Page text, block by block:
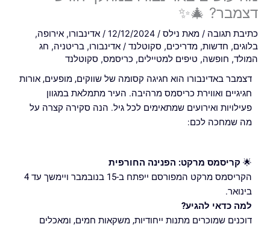
דצמבר? 🎄✨
כתיבת תגובה / מאת נילס /
12/12/2024
/ אדינבורו, אירופה,
בלוגים, חדשות, מדריכים, סקוטלנד / אדינבורו, בריטניה, חג
המולד, חופשה, טיפים למטיילים, כריסמס, סקוטלנד
דצמבר באדינבורו הוא חגיגה קסומה של שווקים, מופעים, אורות
חגיגיים ואווירת כריסמס מרהיבה. העיר מתמלאת במגוון
פעילויות ואירועים שמתאימים לכל גיל. הנה סקירה קצרה על
מה שמחכה לכם:
🌟 קריסמס מרקט: הפנינה החורפית
הקריסמס מרקט המפורסם ייפתח ב-15 בנובמבר ויימשך עד 4
בינואר.
למה כדאי להגיע?
דוכנים שמוכרים מתנות ייחודיות, משקאות חמים, ומאכלים